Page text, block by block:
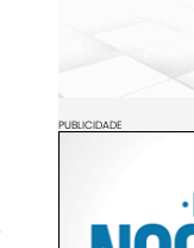
PUBLICIDADE